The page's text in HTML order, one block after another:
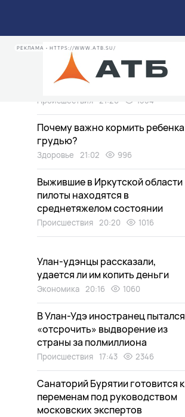
РЕКЛАМА • HTTPS://WWW.ATB.SU/
«Земля ушла из-под ног»: по
чьей вине произошла авария в
Улан-Удэ?
Происшествия 21:20 1554
Почему важно кормить ребенка
грудью?
Здоровье 21:02 996
Выжившие в Иркутской области
пилоты находятся в
среднетяжелом состоянии
Происшествия 20:20 1016
Улан-удэнцы рассказали,
удается ли им копить деньги
Экономика 20:16 1060
В Улан-Удэ иностранец пытался
«отсрочить» выдворение из
страны за полмиллиона
Происшествия 17:43 2346
Санаторий Бурятии готовится к
переменам под руководством
московских экспертов